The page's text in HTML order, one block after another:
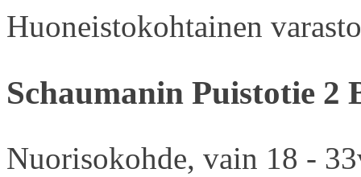
Huoneistokohtainen
Schaumanin Puistotie 2
Nuorisokohde, vain 18 -